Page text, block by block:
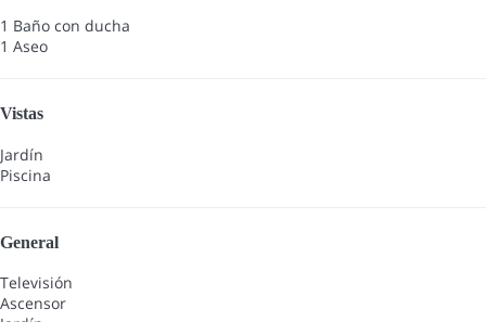
1 Baño con ducha
1 Aseo
Vistas
Jardín
Piscina
General
Televisión
Ascensor